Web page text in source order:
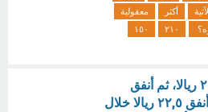
أكثر
معقولية
٢١٠
١٥٠
أنفق ماجد ٢٠,٢٥ ريالا، ثم أنفق
٢٥,٧٥ رياًلا، ثم أنفق ٢٢,٥ ريالا خلال